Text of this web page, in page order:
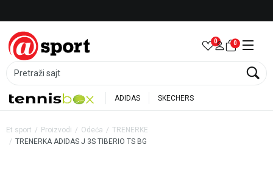
Pretraži sajt
0 0
ADIDAS SKECHERS
Et sport Proizvodi Odeća
TRENERKE
TRENERKA ADIDAS J 3S TIBERIO TS BG